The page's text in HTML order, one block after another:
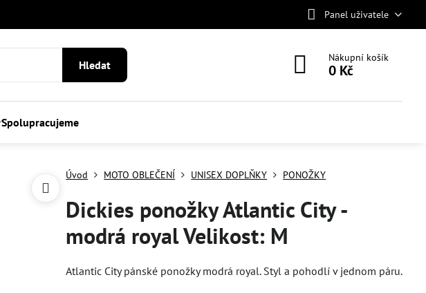
Panel uživatele
Hledat
Nákupní košík
0 Kč
Spolupracujeme
Úvod MOTO OBLEČENÍ UNISEX DOPLŇKY PONOŽKY
Dickies ponožky Atlantic City -
modrá royal Velikost: M
Atlantic City pánské ponožky modrá royal. Styl a pohodlí v jednom páru.